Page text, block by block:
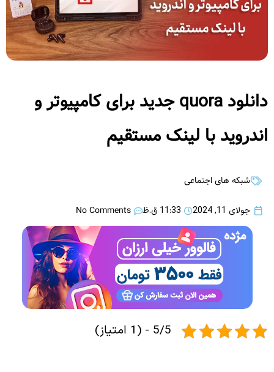
دانلود quora جدید برای کامپیوتر و
اندروید با لینک مستقیم
شبکه های اجتماعی
جولای 11, 2024 11:33 ق.ظ No Comments
5/5 - (1 امتیاز)